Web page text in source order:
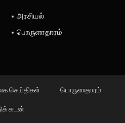
அரசியல்
பொருளாதாரம்
செய்திகள் பொருளாதாரம்
கடன்